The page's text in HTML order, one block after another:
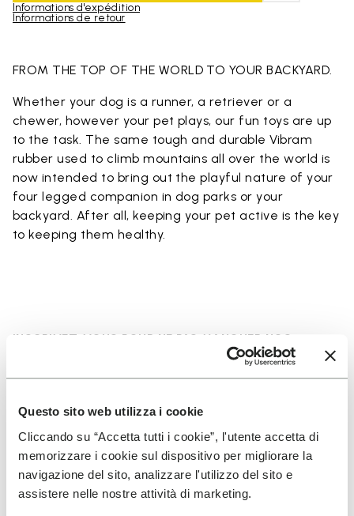
Questo sito web utilizza i cookie
Cliccando su “Accetta tutti i cookie”, l'utente accetta di
memorizzare i cookie sul dispositivo per migliorare la
navigazione del sito, analizzare l'utilizzo del sito e
assistere nelle nostre attività di marketing.
Informations d'expédition
Informations de retour
FROM THE TOP OF THE WORLD TO YOUR BACKYARD.
Whether your dog is a runner, a retriever or a
chewer, however your pet plays, our fun toys are up
to the task. The same tough and durable Vibram
rubber used to climb mountains all over the world is
now intended to bring out the playful nature of your
four legged companion in dog parks or your
backyard. After all, keeping your pet active is the key
to keeping them healthy.
INSCRIVEZ-VOUS POUR NE PAS MANQUER NOS
Jai pris connaissance de la Politique de
Confidentialitéde Vibram et jaccepte le
traitement de mes données personnelles afin de
recevoir des communications personnalisées